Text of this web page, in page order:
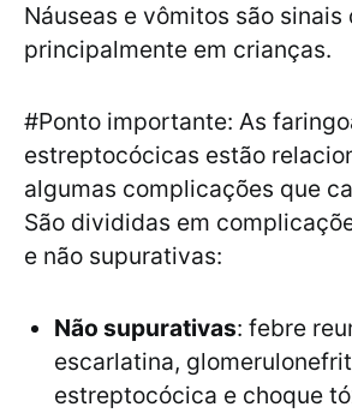
Náuseas e vômitos são sinais
principalmente em crianças.
#Ponto importante: As
estreptocócicas estão
algumas complicações que
São divididas em
e não supurativas:
Não supurativas: febre
escarlatina,
estreptocócica e choque